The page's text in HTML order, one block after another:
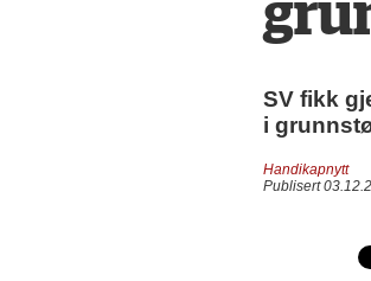
SV fikk
i
Handikapnytt
Publisert